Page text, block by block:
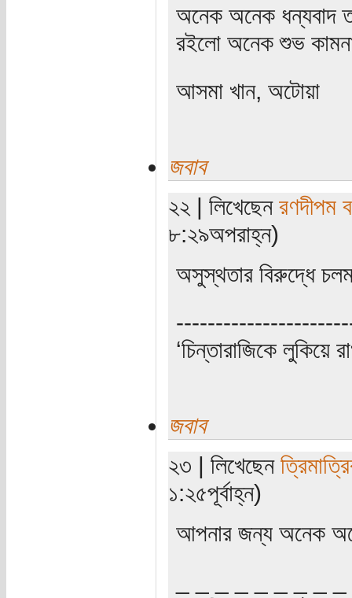
অনেক অনেক ধন্যবাদ
রইলো অনেক শুভ
আসমা খান, অটোয়া
জবাব
২২ | লিখেছেন রণদীপম
৮:২৯অপরাহ্ন)
অসুস্থতার বিরুদ্ধে
‘চিন্তারাজিকে লুকিয়ে
জবাব
২৩ | লিখেছেন
১:২৫পূর্বাহ্ন)
আপনার জন্য অনেক